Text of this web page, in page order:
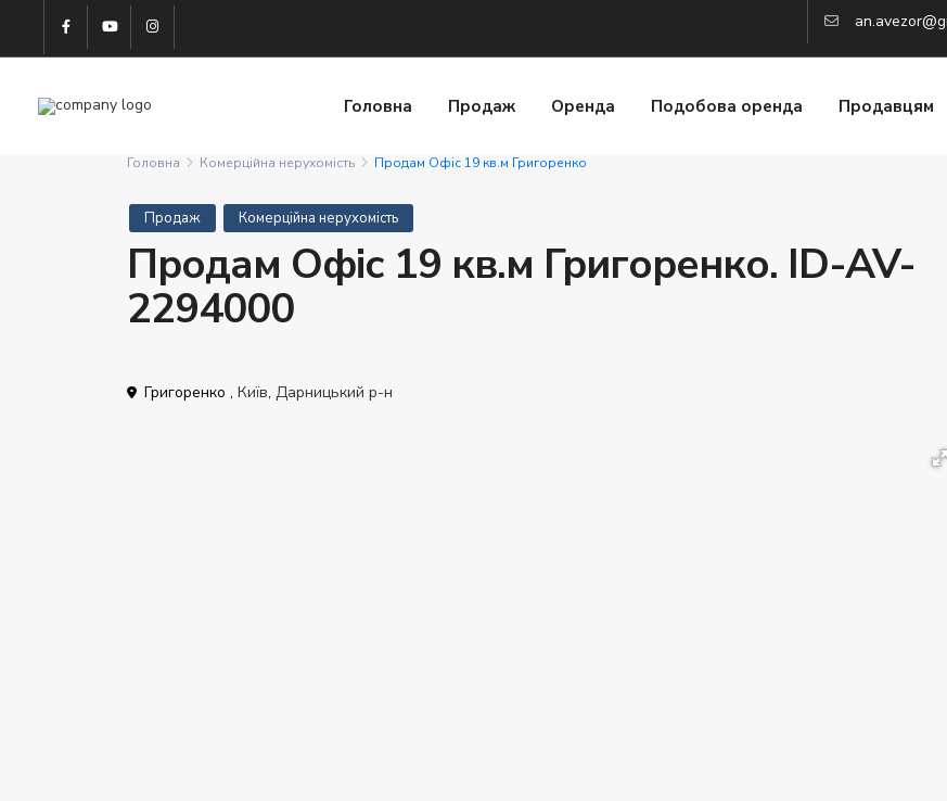
Головна Продаж Оренда Подобова оренда Продавцям
Головна Комерційна нерухомість Продам Офіс 19 кв.м Григоренко
Продаж Комерційна нерухомість
Продам Офіс 19 кв.м Григоренко. ID-AV-
2294000
Григоренко , Київ, Дарницький р-н